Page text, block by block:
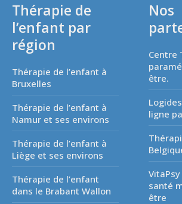
Thérapie de
l’enfant par
région
Thérapie de l’enfant à
Bruxelles
Thérapie de l’enfant à
Namur et ses environs
Thérapie de l’enfant à
Liège et ses environs
Thérapie de l’enfant
dans le Brabant Wallon
Nos
Centre
être.
ligne
santé
être